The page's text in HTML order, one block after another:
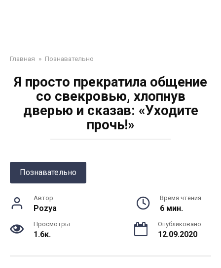
Главная » Познавательно
Я просто прекратила общение
со свекровью, хлопнув
дверью и сказав: «Уходите
прочь!»
Познавательно
Автор
Pozya
Время чтения
6 мин.
Просмотры
1.6к.
Опубликовано
12.09.2020